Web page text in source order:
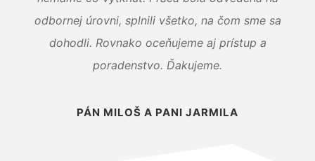
odbornej úrovni, splnili všetko, na čom sme sa
dohodli. Rovnako oceňujeme aj prístup a
poradenstvo. Ďakujeme.
PÁN MILOŠ A PANI JARMILA